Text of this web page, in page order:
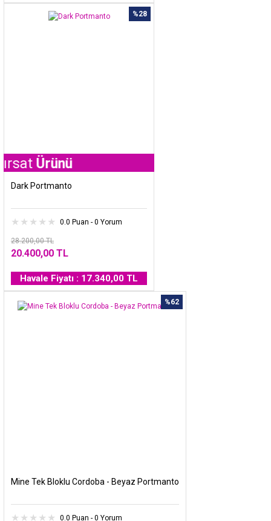
%28
Dark Portmanto
0.0 Puan - 0 Yorum
28.200,00 TL
20.400,00 TL
Havale Fiyatı : 17.340,00 TL
%62
Mine Tek Bloklu Cordoba - Beyaz Portmanto
0.0 Puan - 0 Yorum